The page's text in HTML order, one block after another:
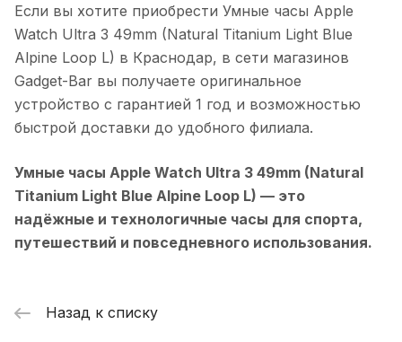
Если вы хотите приобрести Умные часы Apple
Watch Ultra 3 49mm (Natural Titanium Light Blue
Alpine Loop L) в Краснодар, в сети магазинов
Gadget-Bar вы получаете оригинальное
устройство с гарантией 1 год и возможностью
быстрой доставки до удобного филиала.
Умные часы Apple Watch Ultra 3 49mm (Natural
Titanium Light Blue Alpine Loop L) — это
надёжные и технологичные часы для спорта,
путешествий и повседневного использования.
Назад к списку